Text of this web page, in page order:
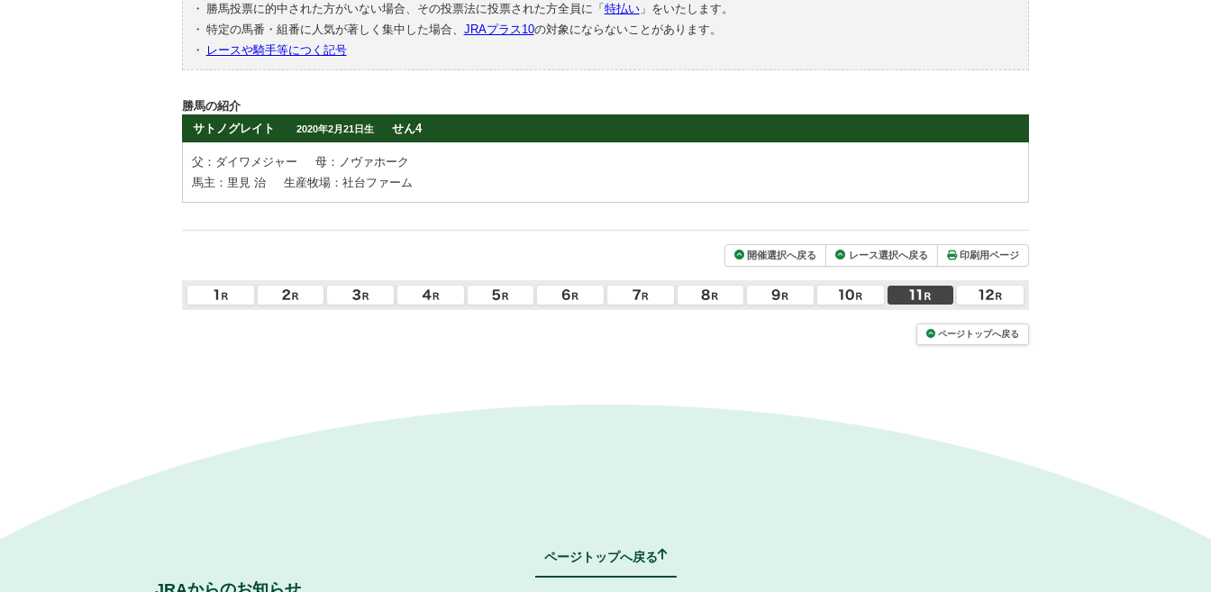
・ 勝馬投票に的中された方がいない場合、その投票法に投票された方全員に「 特払い」をいたします。
・ 特定の馬番・組番に人気が著しく集中した場合、 JRAプラス10の対象にならないことがあります。
・
レースや騎手等につく記号
勝馬の紹介
サトノグレイト
2020年2月21日生 せん4
父：ダイワメジャー
母：ノヴァホーク
馬主：里見 治
生産牧場：社台ファーム
開催選択へ戻る レース選択へ戻る 印刷用ページ
ページトップへ戻る
ページトップへ戻る